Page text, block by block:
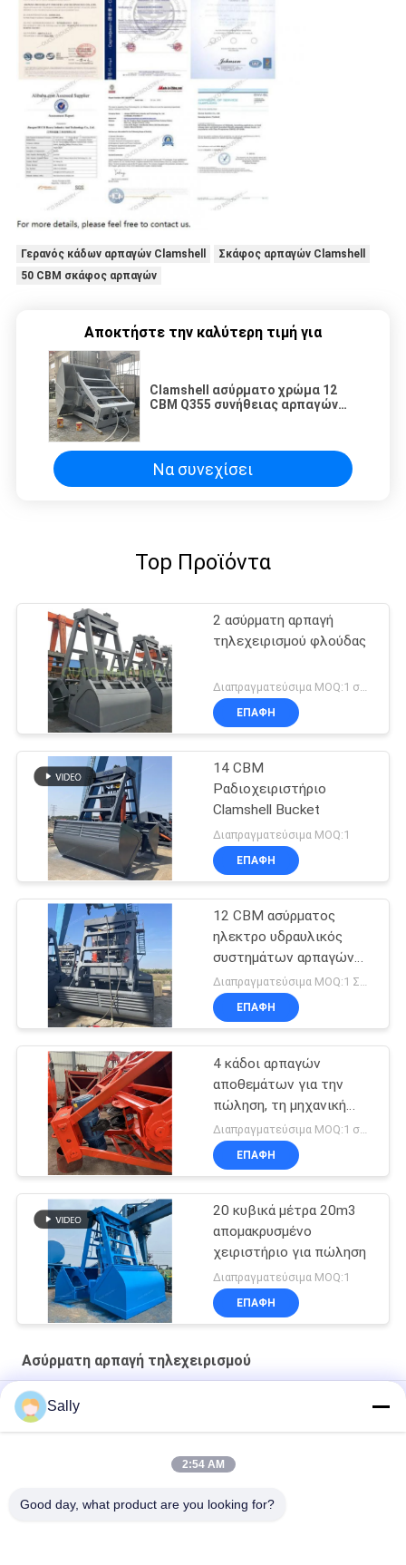
Γερανός κάδων αρπαγών Clamshell
Σκάφος αρπαγών Clamshell
50 CBM σκάφος αρπαγών
Αποκτήστε την καλύτερη τιμή για
Clamshell ασύρματο χρώμα 12
CBM Q355 συνήθειας αρπαγών
Να συνεχίσει
Top Προϊόντα
2 ασύρματη αρπαγή
τηλεχειρισμού φλούδας
ΕΠΑΦΉ
14 CBM
Ραδιοχειριστήριο
Clamshell Bucket
Διαπραγματεύσιμα MOQ:1
ΕΠΑΦΉ
12 CBM ασύρματος
ηλεκτρο υδραυλικός
συστημάτων αρπαγών
τηλεχειρισμού
Διαπραγματεύσιμα MOQ:1 ΣΥΝΟΛΟ
ΕΠΑΦΉ
4 κάδοι αρπαγών
αποθεμάτων για την
πώληση, τη μηχανική
αρπαγή και την
ηλεκτρουδραυλική
αρπαγή
Διαπραγματεύσιμα MOQ:1 σύνολο
ΕΠΑΦΉ
20 κυβικά μέτρα 20m3
απομακρυσμένο
χειριστήριο για πώληση
Διαπραγματεύσιμα MOQ:1
ΕΠΑΦΉ
Ασύρματη αρπαγή τηλεχειρισμού
αρπαγή ελέγχου 100m Radio Remote
4CBM σκάφος αρπαγών
14CBM Μία γραμμή Ραδιοφωνικό τηλεχειριστήριο Grab
Sally
2:54 AM
Good day, what product are you looking for?